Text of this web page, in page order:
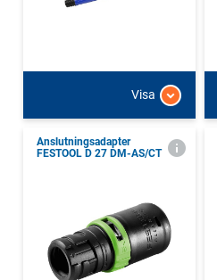
Visa
Anslutningsadapter
FESTOOL D 27 DM-AS/CT